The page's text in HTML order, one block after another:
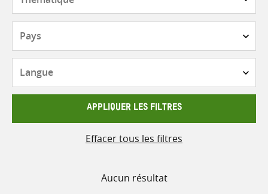
APPLIQUER LES FILTRES
Effacer tous les filtres
Aucun résultat